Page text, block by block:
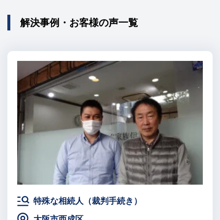
解決事例・お客様の声一覧
特殊な相続人（裁判手続き）